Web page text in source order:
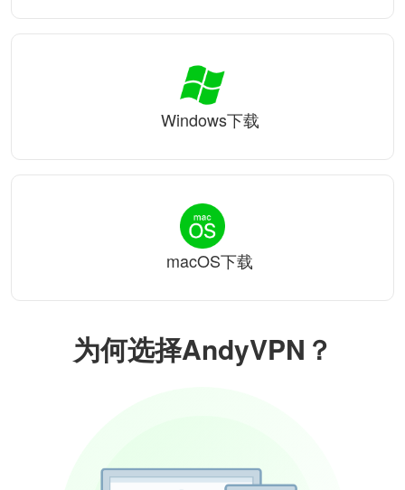
为何选择AndyVPN？
Windows下载
macOS下载